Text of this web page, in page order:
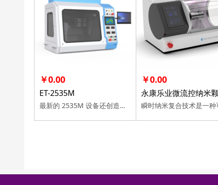
￥0.00
ET-2535M
最新的 2535M 设备还创造性的加入显微镜，实现观测与监控的统一。
￥0.00